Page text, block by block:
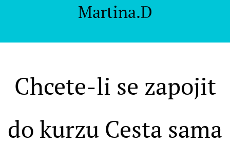
Martina.D
Chcete-li se zapojit
do kurzu Cesta sama